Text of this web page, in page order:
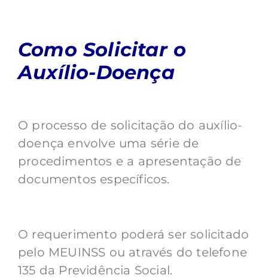
Como Solicitar o
Auxílio-Doença
O processo de solicitação do auxílio-
doença envolve uma série de
procedimentos e a apresentação de
documentos específicos.
O requerimento poderá ser solicitado
pelo MEUINSS ou através do telefone
135 da Previdência Social.